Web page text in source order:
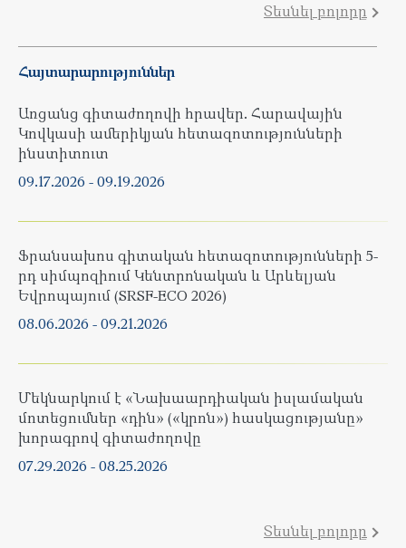
Տեսնել բոլորը
Հայտարարություններ
Առցանց գիտաժողովի հրավեր. Հարավային
Կովկասի ամերիկյան հետազոտությունների
ինստիտուտ
09.17.2026 -09.19.2026
Ֆրանսախոս գիտական հետազոտությունների 5-
րդ սիմպոզիում Կենտրոնական և Արևելյան
Եվրոպայում (SRSF-ECO 2026)
08.06.2026 -09.21.2026
Մեկնարկում է «Նախաարդիական իսլամական
մոտեցումներ «դին» («կրոն») հասկացությանը»
խորագրով գիտաժողովը
07.29.2026 -08.25.2026
Տեսնել բոլորը